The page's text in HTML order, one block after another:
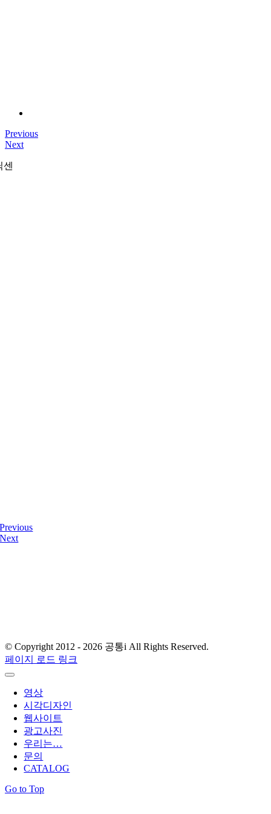
Previous
Next
센
Previous
Next
© Copyright 2012 - 2026 공통i All Rights Reserved.
페이지 로드 링크
영상
시각디자인
웹사이트
광고사진
우리는…
문의
CATALOG
Go to Top